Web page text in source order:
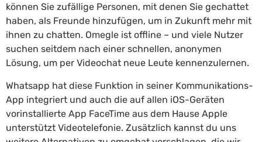
können Sie zufällige Personen, mit denen Sie gechattet
haben, als Freunde hinzufügen, um in Zukunft mehr mit
ihnen zu chatten. Omegle ist offline – und viele Nutzer
suchen seitdem nach einer schnellen, anonymen
Lösung, um per Videochat neue Leute kennenzulernen.
Whatsapp hat diese Funktion in seiner Kommunikations-
App integriert und auch die auf allen iOS-Geräten
vorinstallierte App FaceTime aus dem Hause Apple
unterstützt Videotelefonie. Zusätzlich kannst du uns